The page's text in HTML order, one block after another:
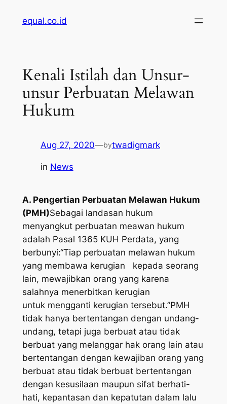
equal.co.id
Kenali Istilah dan Unsur-
unsur Perbuatan Melawan
Hukum
Aug 27, 2020—bytwadigmark
in News
A. Pengertian Perbuatan Melawan Hukum
(PMH)Sebagai landasan hukum
menyangkut perbuatan meawan hukum
adalah Pasal 1365 KUH Perdata, yang
berbunyi:“Tiap perbuatan melawan hukum
yang membawa kerugian kepada seorang
lain, mewajibkan orang yang karena
salahnya menerbitkan kerugian
untuk mengganti kerugian tersebut.”PMH
tidak hanya bertentangan dengan undang-
undang, tetapi juga berbuat atau tidak
berbuat yang melanggar hak orang lain atau
bertentangan dengan kewajiban orang yang
berbuat atau tidak berbuat bertentangan
dengan kesusilaan maupun sifat berhati-
hati, kepantasan dan kepatutan dalam lalu